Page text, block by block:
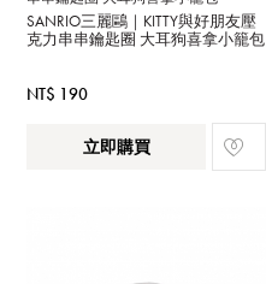
SANRIO三麗鷗｜KITTY與好朋友壓
克力串串鑰匙圈 大耳狗喜拿小籠包
NT$ 190
立即購買